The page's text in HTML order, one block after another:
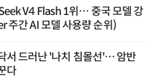
V4 Flash 1위… 중국 모델 강
주간 AI 모델 사용량 순위)
서 드러난 '나치 침몰선'… 암반
다